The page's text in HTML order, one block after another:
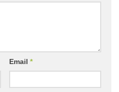
Email *